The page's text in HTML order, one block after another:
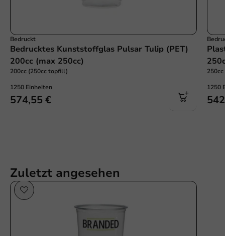
Bedruckt
Bedrucktes Kunststoffglas Pulsar Tulip (PET)
200cc (max 250cc)
200cc (250cc topfill)
1250 Einheiten
574,55 €
1250
Zuletzt angesehen